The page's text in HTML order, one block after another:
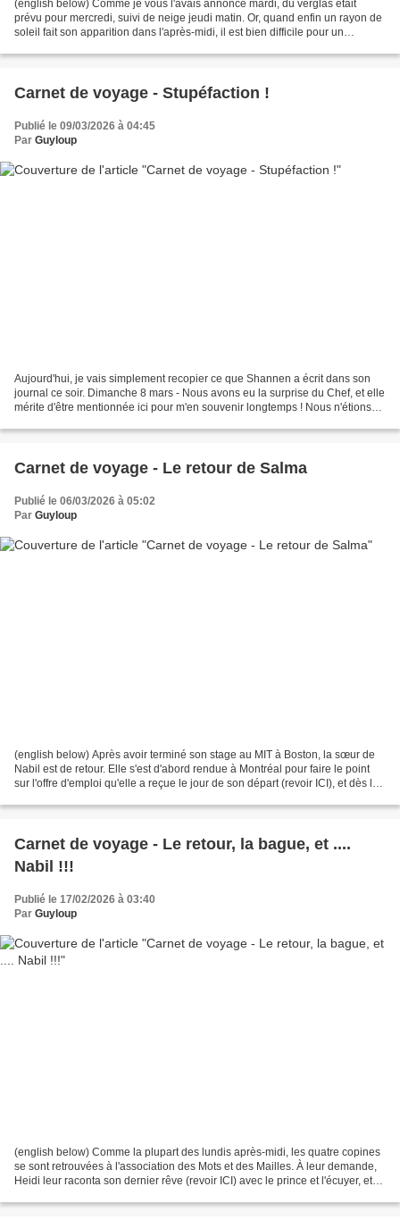
(english below) Comme je vous l'avais annoncé mardi, du verglas était
prévu pour mercredi, suivi de neige jeudi matin. Or, quand enfin un rayon de
soleil fait son apparition dans l'après-midi, il est bien difficile pour un
Carnet de voyage - Stupéfaction !
Publié le 09/03/2026 à 04:45
Par Guyloup
Aujourd'hui, je vais simplement recopier ce que Shannen a écrit dans son
journal ce soir. Dimanche 8 mars - Nous avons eu la surprise du Chef, et elle
mérite d'être mentionnée ici pour m'en souvenir longtemps ! Nous n'étions
Carnet de voyage - Le retour de Salma
Publié le 06/03/2026 à 05:02
Par Guyloup
(english below) Après avoir terminé son stage au MIT à Boston, la sœur de
Nabil est de retour. Elle s'est d'abord rendue à Montréal pour faire le point
sur l'offre d'emploi qu'elle a reçue le jour de son départ (revoir ICI), et dès la
Carnet de voyage - Le retour, la bague, et ....
Nabil !!!
Publié le 17/02/2026 à 03:40
Par Guyloup
(english below) Comme la plupart des lundis après-midi, les quatre copines
se sont retrouvées à l'association des Mots et des Mailles. À leur demande,
Heidi leur raconta son dernier rêve (revoir ICI) avec le prince et l'écuyer, et